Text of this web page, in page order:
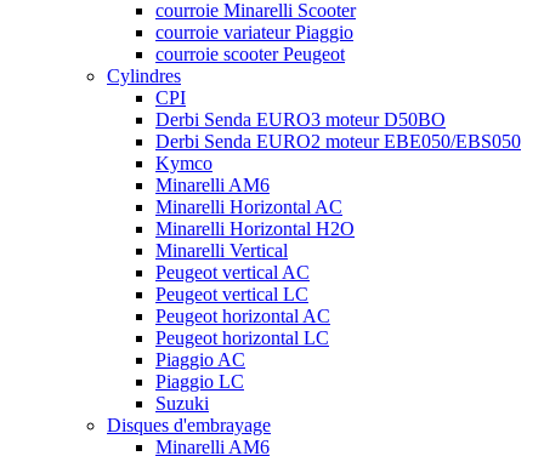
courroie Minarelli Scooter
courroie variateur Piaggio
courroie scooter Peugeot
Cylindres
CPI
Derbi Senda EURO3 moteur D50BO
Derbi Senda EURO2 moteur EBE050/EBS050
Kymco
Minarelli AM6
Minarelli Horizontal AC
Minarelli Horizontal H2O
Minarelli Vertical
Peugeot vertical AC
Peugeot vertical LC
Peugeot horizontal AC
Peugeot horizontal LC
Piaggio AC
Piaggio LC
Suzuki
Disques d'embrayage
Minarelli AM6